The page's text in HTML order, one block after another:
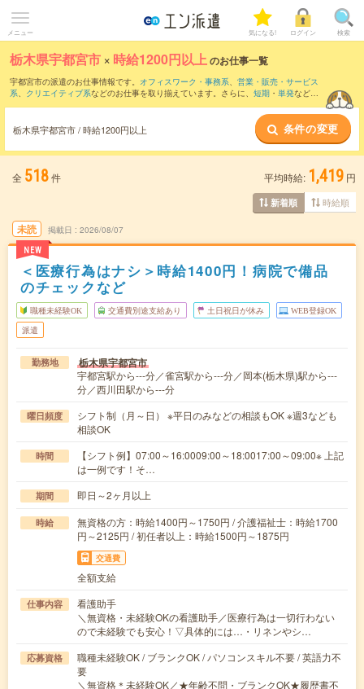
メニュー 気になる! ログイン 検索
栃木県宇都宮市 × 時給1200円以上のお仕事一覧
宇都宮市の派遣のお仕事情報です。 オフィスワーク・事務系、 営業・販売・サービス
系、 クリエイティブ系などのお仕事を取り揃えています。さらに、 短期 ・ 単発などの
栃木県宇都宮市 / 時給1200円以上 条件の変更
全 518件 平均時給: 1,419 円
新着順 時給順
未読
NEW
掲載日 2026/08/07
＜医療行為はナシ＞時給1400円！病院で備品
のチェックなど
職種未経験OK 交通費別途支給あり 土日祝日が休み WEB登録OK
派遣
勤務地 栃木県宇都宮市
宇都宮駅から---分／雀宮駅から---分／岡本(栃木県)駅から---
分／西川田駅から---分
曜日頻度
シフト制（月～日） ※平日のみなどの相談もOK ※週3なども
相談OK
時間
【シフト例】07:00～16:0009:00～18:0017:00～09:00※ 上記
は一例です！そ…
期間 即日～2ヶ月以上
時給
無資格の方：時給1400円～1750円 / 介護福祉士：時給1700
円～2125円 / 初任者以上：時給1500円～1875円
交通費
全額支給
仕事内容
看護助手
＼無資格・未経験OKの看護助手／医療行為は一切行わない
ので未経験でも安心！▽具体的には…・リネンやシ…
応募資格
職種未経験OK / ブランクOK / パソコンスキル不要 / 英語力不
要
＼無資格＊未経験OK／★年齢不問・ブランクOK★履歴書不